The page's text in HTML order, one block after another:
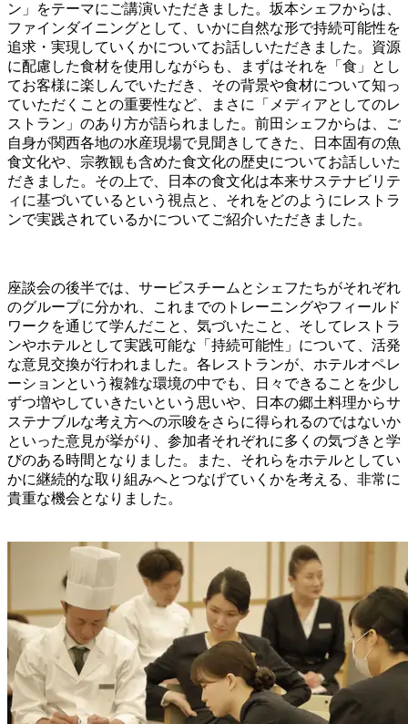
ン」をテーマにご講演いただきました。坂本シェフからは、
ファインダイニングとして、いかに自然な形で持続可能性を
追求・実現していくかについてお話しいただきました。資源
に配慮した食材を使用しながらも、まずはそれを「食」とし
てお客様に楽しんでいただき、その背景や食材について知っ
ていただくことの重要性など、まさに「メディアとしてのレ
ストラン」のあり方が語られました。前田シェフからは、ご
自身が関西各地の水産現場で見聞きしてきた、日本固有の魚
食文化や、宗教観も含めた食文化の歴史についてお話しいた
だきました。その上で、日本の食文化は本来サステナビリテ
ィに基づいているという視点と、それをどのようにレストラ
ンで実践されているかについてご紹介いただきました。
座談会の後半では、サービスチームとシェフたちがそれぞれ
のグループに分かれ、これまでのトレーニングやフィールド
ワークを通じて学んだこと、気づいたこと、そしてレストラ
ンやホテルとして実践可能な「持続可能性」について、活発
な意見交換が行われました。各レストランが、ホテルオペレ
ーションという複雑な環境の中でも、日々できることを少し
ずつ増やしていきたいという思いや、日本の郷土料理からサ
ステナブルな考え方への示唆をさらに得られるのではないか
といった意見が挙がり、参加者それぞれに多くの気づきと学
びのある時間となりました。また、それらをホテルとしてい
かに継続的な取り組みへとつなげていくかを考える、非常に
貴重な機会となりました。